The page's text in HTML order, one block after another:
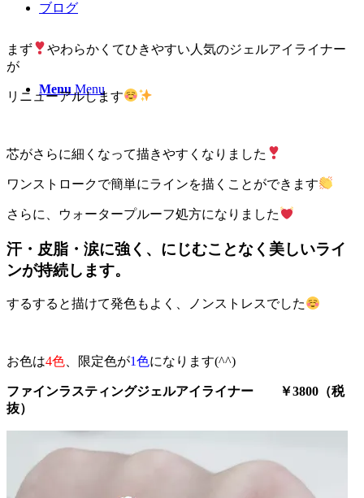
ブログ
Menu Menu
まず
やわらかくてひきやすい人気のジェルアイライナー
が
リニューアルします
芯がさらに細くなって描きやすくなりました
ワンストロークで簡単にラインを描くことができます
さらに、ウォータープルーフ処方になりました
汗・皮脂・涙に強く、にじむことなく美しいライ
ンが持続します。
するすると描けて発色もよく、ノンストレスでした
お色は4色 、限定色が1色になります(^^)
ファインラスティングジェルアイライナー ￥3800（税
抜）